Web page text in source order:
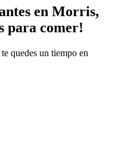
en Morris,
para comer!
quedes un tiempo en